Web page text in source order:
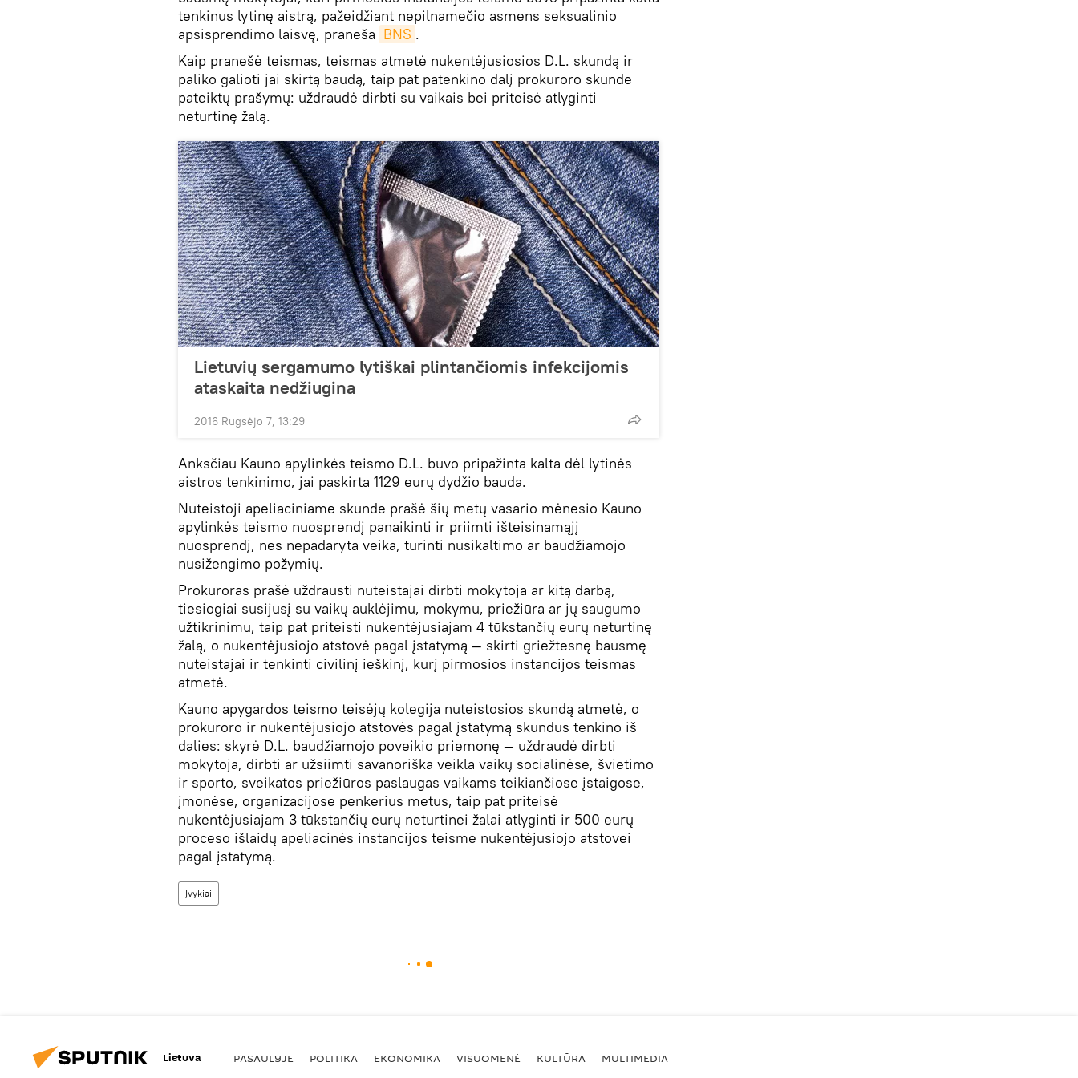
tenkinus lytinę aistrą, pažeidžiant nepilnamečio asmens seksualinio
apsisprendimo laisvę, praneša BNS .
Kaip pranešė teismas, teismas atmetė nukentėjusiosios D.L. skundą ir
paliko galioti jai skirtą baudą, taip pat patenkino dalį prokuroro skunde
pateiktų prašymų: uždraudė dirbti su vaikais bei priteisė atlyginti
neturtinę žalą.
Lietuvių sergamumo lytiškai plintančiomis infekcijomis
ataskaita nedžiugina
2016 Rugsėjo 7, 13:29
Anksčiau Kauno apylinkės teismo D.L. buvo pripažinta kalta dėl lytinės
aistros tenkinimo, jai paskirta 1129 eurų dydžio bauda.
Nuteistoji apeliaciniame skunde prašė šių metų vasario mėnesio Kauno
apylinkės teismo nuosprendį panaikinti ir priimti išteisinamąjį
nuosprendį, nes nepadaryta veika, turinti nusikaltimo ar baudžiamojo
nusižengimo požymių.
Prokuroras prašė uždrausti nuteistajai dirbti mokytoja ar kitą darbą,
tiesiogiai susijusį su vaikų auklėjimu, mokymu, priežiūra ar jų saugumo
užtikrinimu, taip pat priteisti nukentėjusiajam 4 tūkstančių eurų neturtinę
žalą, o nukentėjusiojo atstovė pagal įstatymą — skirti griežtesnę bausmę
nuteistajai ir tenkinti civilinį ieškinį, kurį pirmosios instancijos teismas
atmetė.
Kauno apygardos teismo teisėjų kolegija nuteistosios skundą atmetė, o
prokuroro ir nukentėjusiojo atstovės pagal įstatymą skundus tenkino iš
dalies: skyrė D.L. baudžiamojo poveikio priemonę — uždraudė dirbti
mokytoja, dirbti ar užsiimti savanoriška veikla vaikų socialinėse, švietimo
ir sporto, sveikatos priežiūros paslaugas vaikams teikiančiose įstaigose,
įmonėse, organizacijose penkerius metus, taip pat priteisė
nukentėjusiajam 3 tūkstančių eurų neturtinei žalai atlyginti ir 500 eurų
proceso išlaidų apeliacinės instancijos teisme nukentėjusiojo atstovei
pagal įstatymą.
Įvykiai
Lietuva PASAULYJE POLITIKA EKONOMIKA VISUOMENĖ KULTŪRA MULTIMEDIA